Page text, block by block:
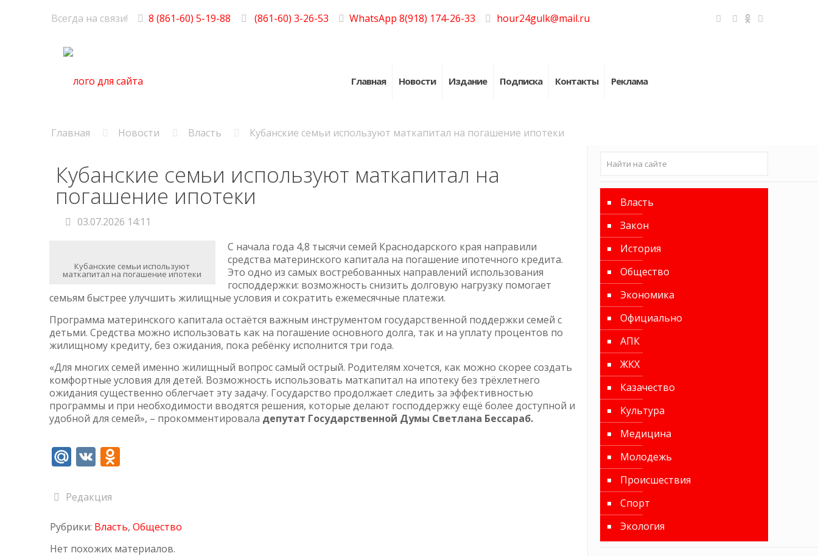
Всегда на связи! 8 (861-60) 5-19-88 (861-60) 3-26-53 WhatsApp 8(918) 174-26-33 hour24gulk@mail.ru
Главная Новости Издание Подписка Контакты Реклама
Главная Новости Власть Кубанские семьи используют маткапитал на погашение ипотеки
Кубанские семьи используют маткапитал на
погашение ипотеки
03.07.2026 14:11
Кубанские семьи используют
маткапитал на погашение ипотеки
С начала года 4,8 тысячи семей Краснодарского края направили
средства материнского капитала на погашение ипотечного кредита.
Это одно из самых востребованных направлений использования
господдержки: возможность снизить долговую нагрузку помогает
семьям быстрее улучшить жилищные условия и сократить ежемесячные платежи.
Программа материнского капитала остаётся важным инструментом государственной поддержки семей с
детьми. Средства можно использовать как на погашение основного долга, так и на уплату процентов по
жилищному кредиту, без ожидания, пока ребёнку исполнится три года.
«Для многих семей именно жилищный вопрос самый острый. Родителям хочется, как можно скорее создать
комфортные условия для детей. Возможность использовать маткапитал на ипотеку без трёхлетнего
ожидания существенно облегчает эту задачу. Государство продолжает следить за эффективностью
программы и при необходимости вводятся решения, которые делают господдержку ещё более доступной и
удобной для семей», – прокомментировала депутат Государственной Думы Светлана Бессараб.
Mail.Ru
VKOdnoklassniki
Редакция
Рубрики: Власть, Общество
Нет похожих материалов.
Власть
Закон
История
Общество
Экономика
Официально
АПК
ЖКХ
Казачество
Культура
Медицина
Молодежь
Происшествия
Спорт
Экология